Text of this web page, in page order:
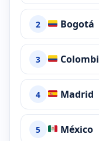
2 Bogotá
3
4 Madrid
5 México